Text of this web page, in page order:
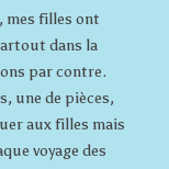
mes filles ont
dans la
par contre.
une de pièces,
aux filles mais
voyage des